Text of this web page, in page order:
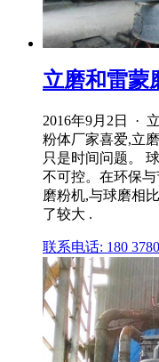
立磨和雷蒙
2016年9月2日 ·
粉体厂家喜爱,立
只是时间问题。
不可控。在环保
磨粉机,与球磨相
了较大 .
联系电话: 180